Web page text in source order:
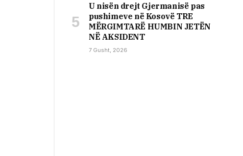
U nisën drejt Gjermanisë pas
pushimeve në Kosovë TRE
MËRGIMTARË HUMBIN JETËN
NË AKSIDENT
7 Gusht, 2026